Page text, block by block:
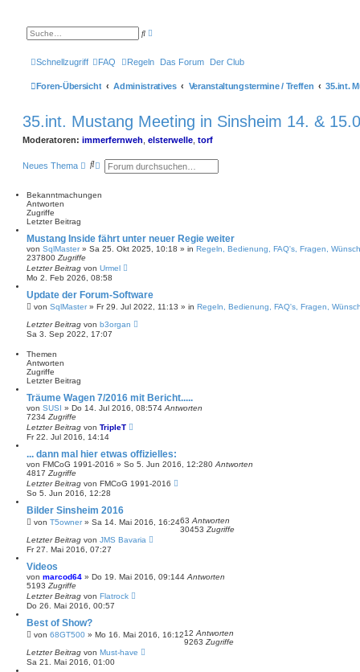
S
h
e i
e
S
u
c
h
Schnellzugriff FAQ Regeln Das Forum Der Club
Foren-Übersicht Administratives Veranstaltungstermine / Treffen
35.int. Mustang Meeting in Sinsheim 14. &
Moderatoren: immerfernweh elsterwelle torf
Neues Thema
S
h
E
e
t
e
u
c
e
Bekanntmachungen
Antworten
Zugriffe
Letzter Beitrag
Mustang Inside fährt unter neuer Regie weiter
von SqlMaster» Sa 25. Okt 2025, 10:18 » in Regeln, Bedienung, FAQ's, Fragen,
237800 Zugriffe
Letzter Beitrag von Urmel
Mo 2. Feb 2026, 08:58
Update der Forum-Software
von SqlMaster» Fr 29. Jul 2022, 11:13 » in Regeln, Bedienung, FAQ's, Fragen,
Letzter Beitrag von b3organ
Sa 3. Sep 2022, 17:07
Themen
Antworten
Zugriffe
Letzter Beitrag
Träume Wagen 7/2016 mit Bericht.....
von SUSI » Do 14. Jul 2016, 08:574 Antworten
7234 Zugriffe
Letzter Beitrag von TripleT
Fr 22. Jul 2016, 14:14
... dann mal hier etwas offizielles:
von FMCoG 1991-2016 » So 5. Jun 2016, 12:280 Antworten
4817 Zugriffe
Letzter Beitrag von FMCoG 1991-2016
So 5. Jun 2016, 12:28
Bilder Sinsheim 2016
von T5owner» Sa 14. Mai 2016, 16:2463 Antworten
30453 Zugriffe
Letzter Beitrag von JMS Bavaria
Fr 27. Mai 2016, 07:27
Videos
von marcod64 » Do 19. Mai 2016, 09:144 Antworten
5193 Zugriffe
Letzter Beitrag von Flatrock
Do 26. Mai 2016, 00:57
Best of Show?
von 68GT500 » Mo 16. Mai 2016, 16:1212 Antworten
9263 Zugriffe
Letzter Beitrag von Must-have
Sa 21. Mai 2016, 01:00